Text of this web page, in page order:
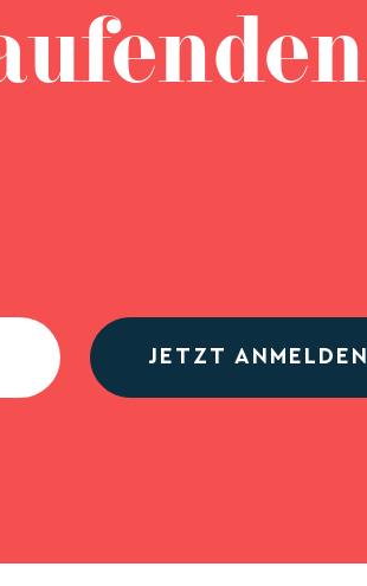
JETZT ANMELDEN